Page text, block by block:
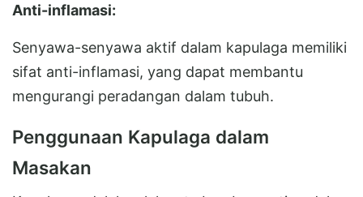
Anti-inflamasi:
Senyawa-senyawa aktif dalam kapulaga memiliki
sifat anti-inflamasi, yang dapat membantu
mengurangi peradangan dalam tubuh.
Penggunaan Kapulaga dalam
Masakan